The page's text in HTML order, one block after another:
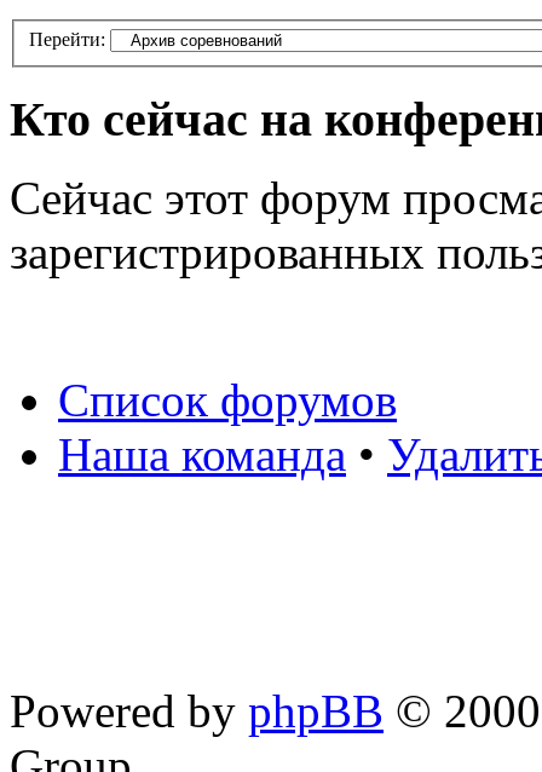
Перейти:
Кто сейчас на
Сейчас этот форум
зарегистрированных
Список форумов
Наша команда •
Powered by phpBB ©